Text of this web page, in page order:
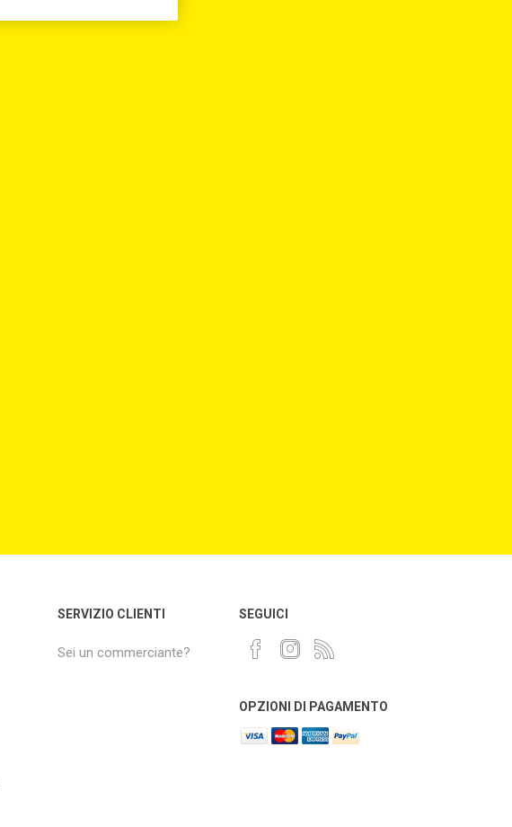
SERVIZIO CLIENTI
Sei un commerciante?
SEGUICI
OPZIONI DI PAGAMENTO